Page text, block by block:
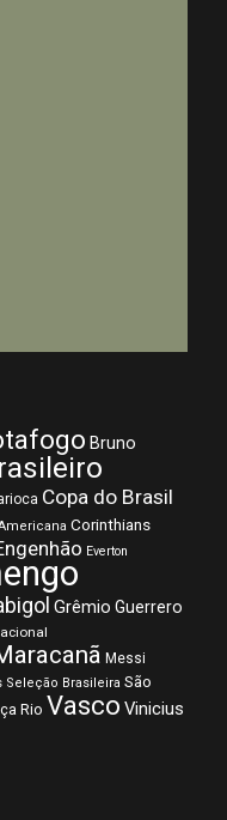
Bruno
Copa do Brasil
Corinthians
Everton
Grêmio Guerrero
Messi
Seleção Brasileira São
Rio Vasco Vinicius